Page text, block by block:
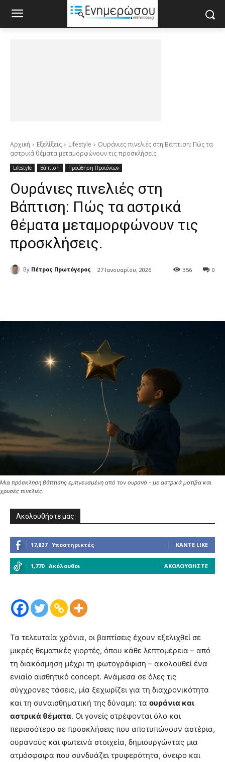
Αρχική Εξελίξεις Lifestyle
Ουράνιες πινελιές στη Βάπτιση: Πώς τα
αστρικά θέματα μεταμορφώνουν τις προσκλήσεις.
Lifestyle Βάπτιση Προώθηση Προϊόντων
Ουράνιες πινελιές στη
Βάπτιση: Πώς τα αστρικά
θέματα μεταμορφώνουν τις
προσκλήσεις.
By Πέτρος Πρωτόγερος 27 Ιανουαρίου, 2026 0
356
Μια πρόσκληση βάπτισης εμπνευσμένη από τον ουρανό - με αστρικά μοτίβα και
χρυσές πινελιές.
Ακολουθήστε μας
17,827 Υποστηρικτές ΚΆΝΤΕ LIKE
1,770 Ακόλουθοι ΑΚΟΛΟΥΘΉΣΤΕ
Τα τελευταία χρόνια, οι βαπτίσεις έχουν εξελιχθεί σε
μικρές θεματικές γιορτές, όπου κάθε λεπτομέρεια – από
τη διακόσμηση μέχρι τη φωτογράφιση – ακολουθεί ένα
ενιαίο αισθητικό concept. Ανάμεσα σε όλες τις
σύγχρονες τάσεις, μία ξεχωρίζει για τη διαχρονικότητα
και τη συναισθηματική της δύναμη: τα ουράνια και
αστρικά θέματα. Οι γονείς στρέφονται όλο και
περισσότερο σε προσκλήσεις που αποτυπώνουν αστέρια,
ουρανούς και φωτεινά στοιχεία, δημιουργώντας μια
ατμόσφαιρα που συνδυάζει τρυφερότητα, όνειρο και